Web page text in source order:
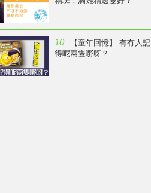
10
【童年回憶】 有冇人記
得呢兩隻嘢呀？